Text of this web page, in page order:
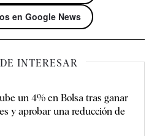
en Google News
INTERESAR
un 4% en Bolsa tras ganar
y aprobar una reducción de